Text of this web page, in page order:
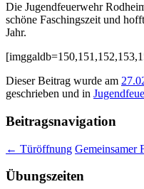
Die Jugendfeuerwehr
schöne Faschingszeit und
Jahr.
Dieser Beitrag wurde am
geschrieben und in
Beitragsnavigation
← Türöffnung Gemeinsamer
Übungszeiten